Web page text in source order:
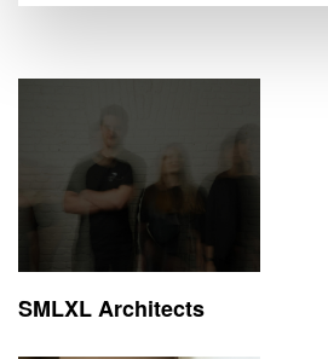
SMLXL Architects